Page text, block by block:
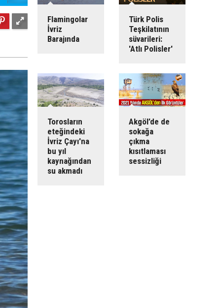
Flamingolar
İvriz
Barajında
Türk Polis
Teşkilatının
süvarileri:
'Atlı Polisler'
Torosların
eteğindeki
İvriz Çayı'na
bu yıl
kaynağından
su akmadı
Akgöl’de de
sokağa
çıkma
kısıtlaması
sessizliği